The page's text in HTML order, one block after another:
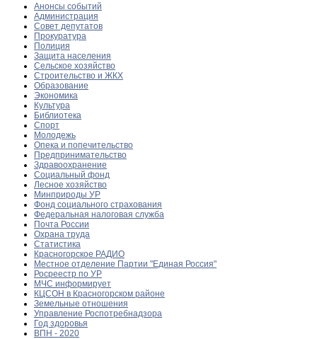
Анонсы событий
Администрация
Совет депутатов
Прокуратура
Полиция
Защита населения
Сельское хозяйство
Строительство и ЖКХ
Образование
Экономика
Культура
Библиотека
Спорт
Молодежь
Опека и попечительство
Предпринимательство
Здравоохранение
Социальный фонд
Лесное хозяйство
Минприроды УР
Фонд социального страхования
Федеральная налоговая служба
Почта России
Охрана труда
Статистика
Красногорское РАДИО
Местное отделение Партии "Единая Россия"
Росреестр по УР
МЧС информирует
КЦСОН в Красногорском районе
Земельные отношения
Управление Роспотребнадзора
Год здоровья
ВПН - 2020